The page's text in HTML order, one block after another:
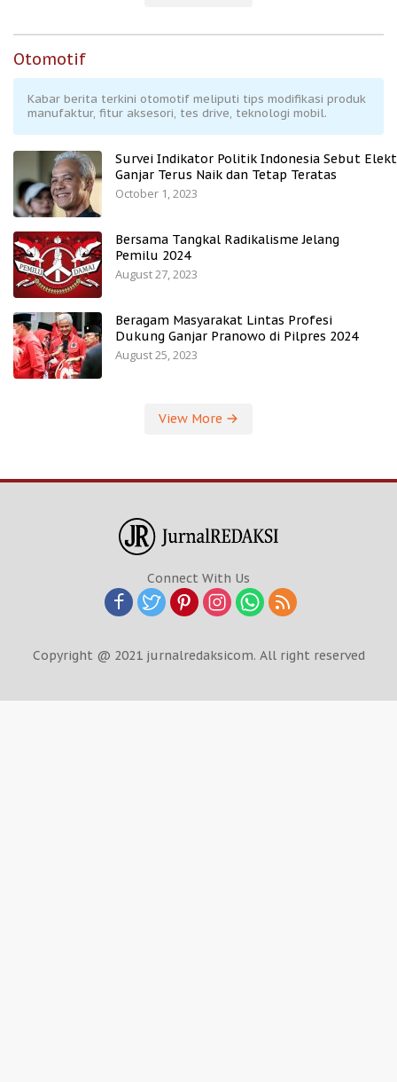
Otomotif
Kabar berita terkini otomotif meliputi tips modifikasi produk
manufaktur, fitur aksesori, tes drive, teknologi mobil.
Survei Indikator Politik Indonesia Sebut
Ganjar Terus Naik dan Tetap Teratas
October 1, 2023
Bersama Tangkal Radikalisme Jelang
Pemilu 2024
August 27, 2023
Beragam Masyarakat Lintas Profesi
Dukung Ganjar Pranowo di Pilpres 2024
August 25, 2023
View More
Connect With Us
Copyright @ 2021 jurnalredaksicom. All right reserved